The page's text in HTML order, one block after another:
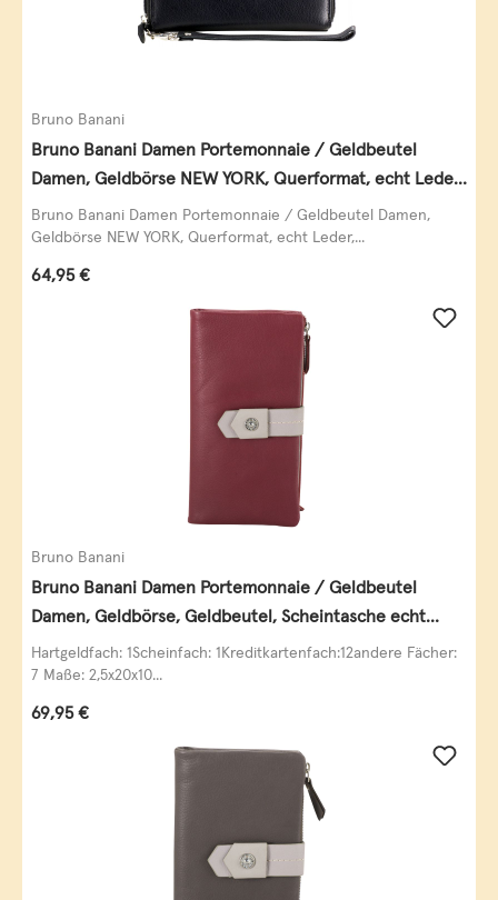
Bruno Banani
Bruno Banani Damen Portemonnaie / Geldbeutel
Damen, Geldbörse NEW YORK, Querformat, echt Leder,
schwarz
Bruno Banani Damen Portemonnaie / Geldbeutel Damen,
Geldbörse NEW YORK, Querformat, echt Leder,...
Regulärer Preis:
64,95 €
Bruno Banani
Bruno Banani Damen Portemonnaie / Geldbeutel
Damen, Geldbörse, Geldbeutel, Scheintasche echt
Leder
Hartgeldfach: 1Scheinfach: 1Kreditkartenfach:12andere Fächer:
7 Maße: 2,5x20x10...
Regulärer Preis:
69,95 €